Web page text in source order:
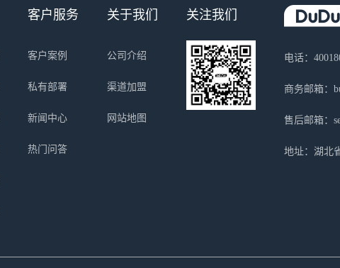
客户服务
客户案例
私有部署
新闻中心
热门问答
关于我们
公司介绍
渠道加盟
网站地图
关注我们
电话：
商务邮箱：
售后邮箱：
地址：湖北